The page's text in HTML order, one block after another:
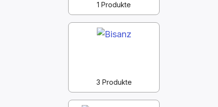
1 Produkte
3 Produkte